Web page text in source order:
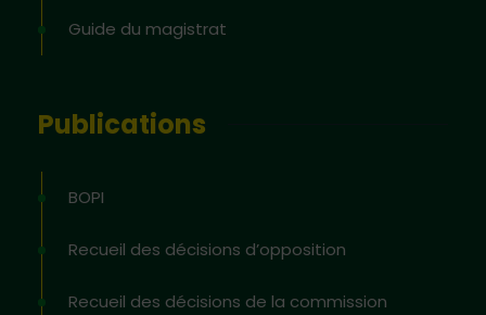
Guide du magistrat
Publications
BOPI
Recueil des décisions d’opposition
Recueil des décisions de la commission